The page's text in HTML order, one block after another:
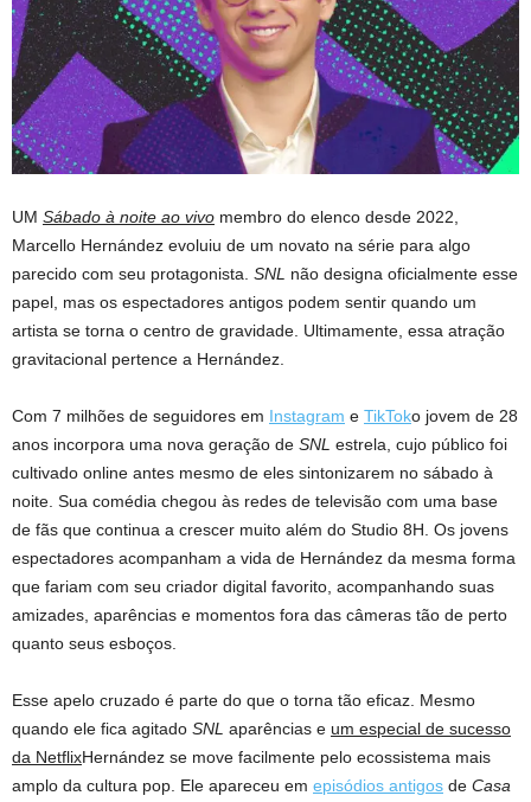
UM Sábado à noite ao vivo membro do elenco desde 2022,
Marcello Hernández evoluiu de um novato na série para algo
parecido com seu protagonista. SNL não designa oficialmente esse
papel, mas os espectadores antigos podem sentir quando um
artista se torna o centro de gravidade. Ultimamente, essa atração
gravitacional pertence a Hernández.
Com 7 milhões de seguidores em Instagram e TikToko jovem de 28
anos incorpora uma nova geração de SNL estrela, cujo público foi
cultivado online antes mesmo de eles sintonizarem no sábado à
noite. Sua comédia chegou às redes de televisão com uma base
de fãs que continua a crescer muito além do Studio 8H. Os jovens
espectadores acompanham a vida de Hernández da mesma forma
que fariam com seu criador digital favorito, acompanhando suas
amizades, aparências e momentos fora das câmeras tão de perto
quanto seus esboços.
Esse apelo cruzado é parte do que o torna tão eficaz. Mesmo
quando ele fica agitado SNL aparências e um especial de sucesso
da NetflixHernández se move facilmente pelo ecossistema mais
amplo da cultura pop. Ele apareceu em episódios antigos de Casa